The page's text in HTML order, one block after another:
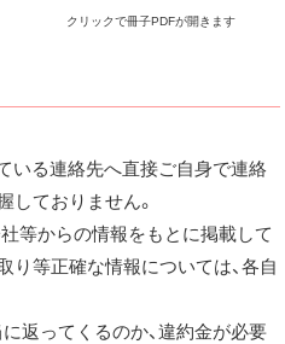
クリックで冊子PDFが開きます
いる連絡先へ直接ご自身で連絡
しておりません。
等からの情報をもとに掲載して
り等正確な情報については、各自
返ってくるのか、違約金が必要